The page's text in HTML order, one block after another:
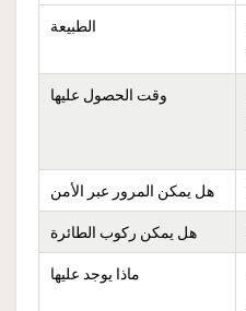
الطبيعة
وقت الحصول عليها
هل يمكن المرور عبر الأمن
هل يمكن ركوب الطائرة
ماذا يوجد عليها